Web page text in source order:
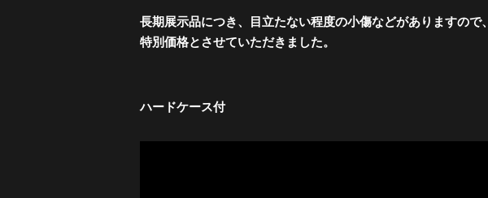
長期展示品につき、目立たない程度の小傷などがありますので、
特別価格とさせていただきました。
ハードケース付